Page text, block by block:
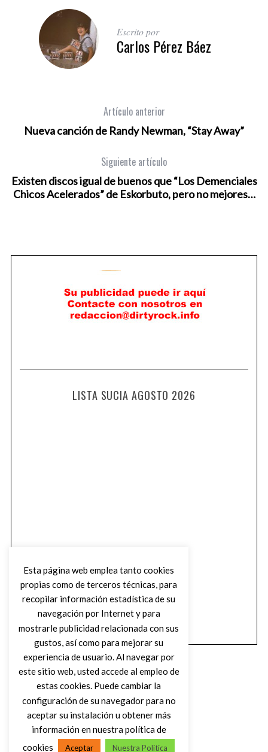
Escrito por
Carlos Pérez Báez
Artículo anterior
Nueva canción de Randy Newman, “Stay Away”
Siguiente artículo
Existen discos igual de buenos que “Los Demenciales
Chicos Acelerados” de Eskorbuto, pero no mejores…
LISTA SUCIA AGOSTO 2026
(C) DIRTY ROCK MAGAZINE
Esta página web emplea tanto cookies
propias como de terceros técnicas, para
recopilar información estadística de su
navegación por Internet y para
mostrarle publicidad relacionada con sus
gustos, así como para mejorar su
experiencia de usuario. Al navegar por
este sitio web, usted accede al empleo de
estas cookies. Puede cambiar la
configuración de su navegador para no
aceptar su instalación u obtener más
información en nuestra política de
cookies
Aceptar Nuestra Política